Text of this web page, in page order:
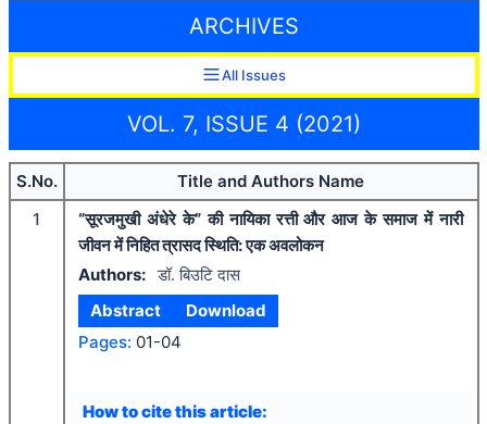
ARCHIVES
All Issues
VOL. 7, ISSUE 4 (2021)
S.No.
Title and Authors Name
1
“सूरजमुखी अंधेरे के” की नायिका रत्ती और आज के समाज में नारी
जीवन में निहित त्रासद स्थिति: एक अवलोकन
Authors: डॉ. बिउटि दास
Abstract
Download
Pages: 01-04
How to cite this article: